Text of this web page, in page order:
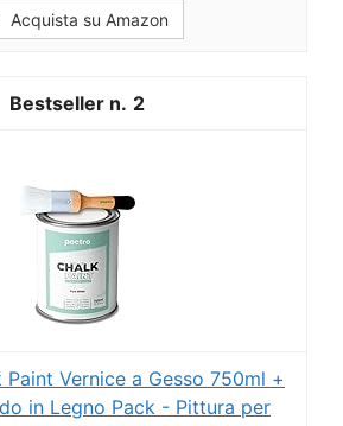
Acquista su Amazon
2
Paint Vernice a Gesso 750ml +
in Legno Pack - Pittura per